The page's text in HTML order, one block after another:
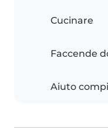
Cucinare
Faccende
Aiuto